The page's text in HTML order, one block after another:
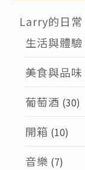
Larry的日常
生活與體驗
美食與品味
葡萄酒 (30)
開箱 (10)
音樂 (7)